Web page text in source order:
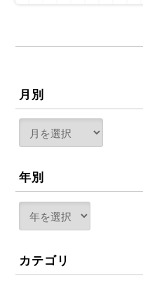
月別
年別
カテゴリ